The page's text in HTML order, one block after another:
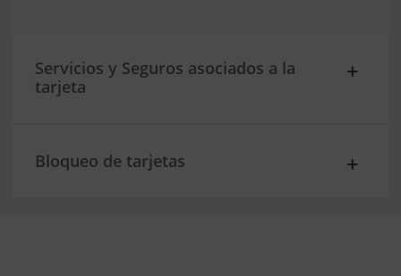
Servicios y Seguros asociados a la
tarjeta
Bloqueo de tarjetas